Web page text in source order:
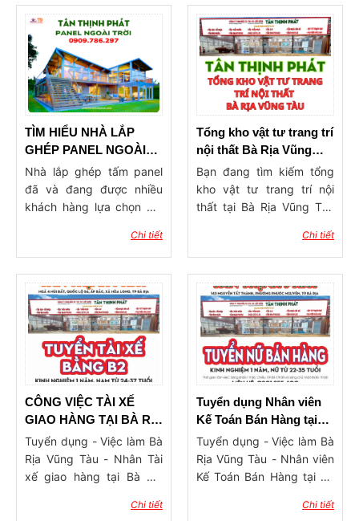
cao. Vậy nên dùng vách
ngăn nhựa hay vách
thạch cao ngăn phòng?
Hãy cùng vật tư Tân
Thịnh Phát tham khảo qua
bài viết dưới đây để tìm ra
giải pháp làm vách ngăn
phòng phù hợp nhẩt cho
ngôi nhà của mình nhé!
được dùng trong trang trí
ốp tường, ốp trần với ưu
điểm độ bền cao, khả
năng chống chịu thời tiết
tốt, mang đến không gian
sống tinh tế, hiện đại và
đẳng cấp.
TÌM HIỂU NHÀ LẮP
GHÉP PANEL NGOÀI
TRỜI
Nhà lắp ghép tấm panel
đã và đang được nhiều
khách hàng lựa chọn bởi
mà công trình này mang
đến. Hãy cùng Tân Thịnh
Phát điểm qua các mẫu
nhà lắp ghép panel đẹp
hiện đại, có giá thành tiết
kiệm hơn 40% so với các
ngôi nhà truyền thống.
Chi tiết
Tổng kho vật tư trang trí
nội thất Bà Rịa Vũng
Tàu – Uy tín, đa dạng,
giá tận gốc
Bạn đang tìm kiếm tổng
kho vật tư trang trí nội
thất tại Bà Rịa Vũng Tàu
sẵn đa dạng? Trong thời
đại mà nhu cầu làm đẹp
không gian sống ngày
càng cao, việc lựa chọn
nơi cung cấp vật liệu
trang trí chất lượng, giá sỉ
tận gốc và chính sách hỗ
trợ tốt là vô cùng quan
trọng. Tại Bà Rịa Vũng
Tàu, nhiều chủ thầu, kiến
trúc sư và cả khách hàng
cá nhân đang dần chuyển
sang mua hàng trực tiếp
tại các tổng kho vật tư nội
trung gian. Điều này
Chi tiết
CÔNG VIỆC TÀI XẾ
GIAO HÀNG TẠI BÀ RỊA
VŨNG TÀU
Tuyển dụng - Việc làm Bà
Rịa Vũng Tàu - Nhân Tài
xế giao hàng tại Bà Rịa
Chi tiết
Tuyển dụng Nhân viên
Kế Toán Bán Hàng tại
Bà Rịa
Tuyển dụng - Việc làm Bà
Rịa Vũng Tàu - Nhân viên
Kế Toán Bán Hàng tại Bà
Chi tiết